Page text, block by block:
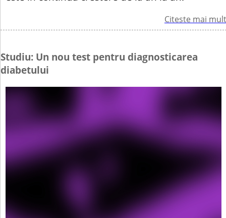
Citeste mai mult
Studiu: Un nou test pentru diagnosticarea
diabetului